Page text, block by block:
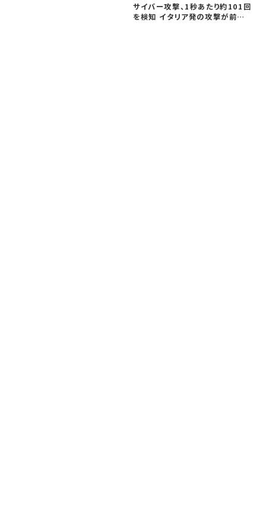
サイバー攻撃、1秒あたり約101回
を検知 イタリア発の攻撃が前年